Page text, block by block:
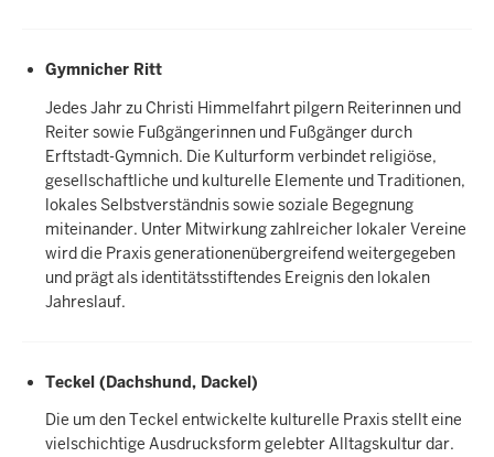
Gymnicher Ritt
Jedes Jahr zu Christi Himmelfahrt pilgern Reiterinnen und
Reiter sowie Fußgängerinnen und Fußgänger durch
Erftstadt-Gymnich. Die Kulturform verbindet religiöse,
gesellschaftliche und kulturelle Elemente und Traditionen,
lokales Selbstverständnis sowie soziale Begegnung
miteinander. Unter Mitwirkung zahlreicher lokaler Vereine
wird die Praxis generationenübergreifend weitergegeben
und prägt als identitätsstiftendes Ereignis den lokalen
Jahreslauf.
Teckel (Dachshund, Dackel)
Die um den Teckel entwickelte kulturelle Praxis stellt eine
vielschichtige Ausdrucksform gelebter Alltagskultur dar.